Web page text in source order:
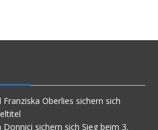
Oberlies sichern sich
sichern sich Sieg beim 3.